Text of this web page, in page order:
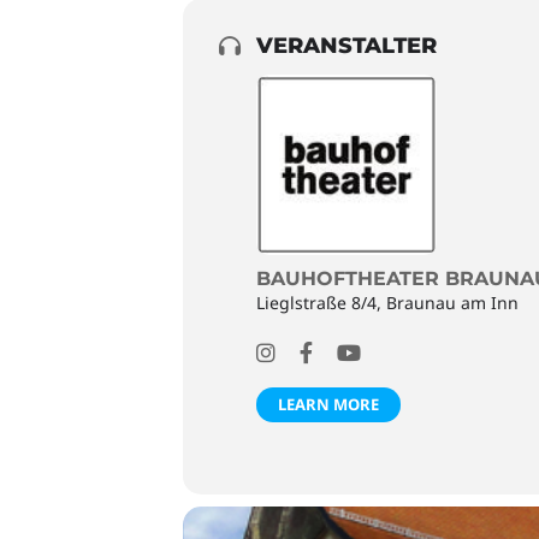
VERANSTALTER
BAUHOFTHEATER
Lieglstraße 8/4, Braunau am Inn
LEARN MORE